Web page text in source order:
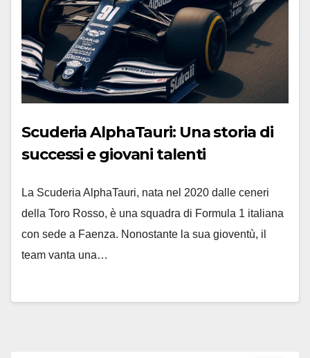
Scuderia AlphaTauri: Una storia di
successi e giovani talenti
La Scuderia AlphaTauri, nata nel 2020 dalle ceneri
della Toro Rosso, è una squadra di Formula 1 italiana
con sede a Faenza. Nonostante la sua gioventù, il
team vanta una…